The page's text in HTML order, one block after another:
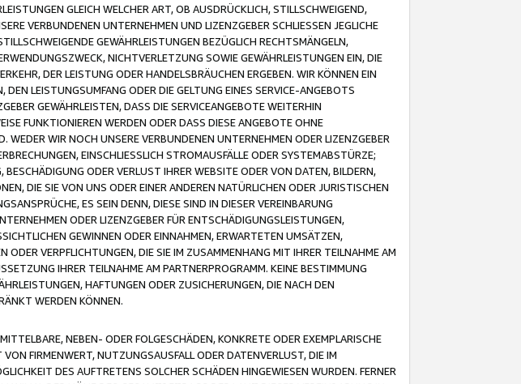
GLEICH WELCHER ART, OB AUSDRÜCKLICH, STILLSCHWEIGEND,
VERBUNDENEN UNTERNEHMEN UND LIZENZGEBER SCHLIESSEN JEGLICHE
GEWÄHRLEISTUNGEN BEZÜGLICH RECHTSMÄNGELN,
NICHTVERLETZUNG SOWIE GEWÄHRLEISTUNGEN EIN, DIE
DER LEISTUNG ODER HANDELSBRÄUCHEN ERGEBEN. WIR KÖNNEN EIN
LEISTUNGSUMFANG ODER DIE GELTUNG EINES SERVICE-ANGEBOTS
GEWÄHRLEISTEN, DASS DIE SERVICEANGEBOTE WEITERHIN
FUNKTIONIEREN WERDEN ODER DASS DIESE ANGEBOTE OHNE
WEDER WIR NOCH UNSERE VERBUNDENEN UNTERNEHMEN ODER LIZENZGEBER
EINSCHLIESSLICH STROMAUSFÄLLE ODER SYSTEMABSTÜRZE;
ODER VERLUST IHRER WEBSITE ODER VON DATEN, BILDERN,
DIE SIE VON UNS ODER EINER ANDEREN NATÜRLICHEN ODER JURISTISCHEN
ES SEIN DENN, DIESE SIND IN DIESER VEREINBARUNG
ODER LIZENZGEBER FÜR ENTSCHÄDIGUNGSLEISTUNGEN,
GEWINNEN ODER EINNAHMEN, ERWARTETEN UMSÄTZEN,
VERPFLICHTUNGEN, DIE SIE IM ZUSAMMENHANG MIT IHRER TEILNAHME AM
IHRER TEILNAHME AM PARTNERPROGRAMM. KEINE BESTIMMUNG
HAFTUNGEN ODER ZUSICHERUNGEN, DIE NACH DEN
WERDEN KÖNNEN.
NEBEN- ODER FOLGESCHÄDEN, KONKRETE ODER EXEMPLARISCHE
FIRMENWERT, NUTZUNGSAUSFALL ODER DATENVERLUST, DIE IM
DES AUFTRETENS SOLCHER SCHÄDEN HINGEWIESEN WURDEN. FERNER